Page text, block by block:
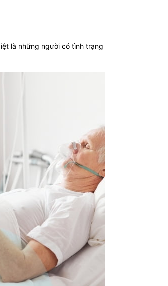
là những người có tình trạng